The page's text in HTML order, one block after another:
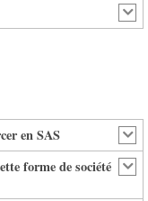
en SAS
forme de société